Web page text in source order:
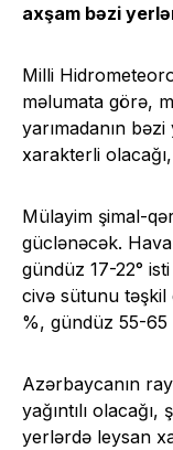
axşam bəzi
Milli
məlumata görə,
yarımadanın
xarakterli
Mülayim şimal-
güclənəcək.
gündüz 17-22°
civə sütunu
%, gündüz 55-65
Azərbaycanın
yağıntılı
yerlərdə leysan